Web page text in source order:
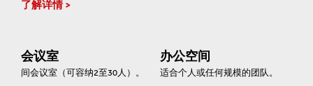
了解详情
会议室
间会议室（可容纳2至30人）。
办公空间
适合个人或任何规模的团队。